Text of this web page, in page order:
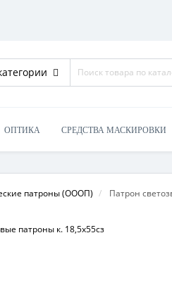
ОПТИКА СРЕДСТВА МАСКИРОВКИ
патроны (ОООП) Патрон